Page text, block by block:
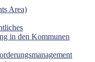
Area)
in den Kommunen